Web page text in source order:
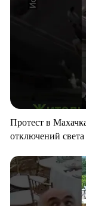
Протест в
отключений света